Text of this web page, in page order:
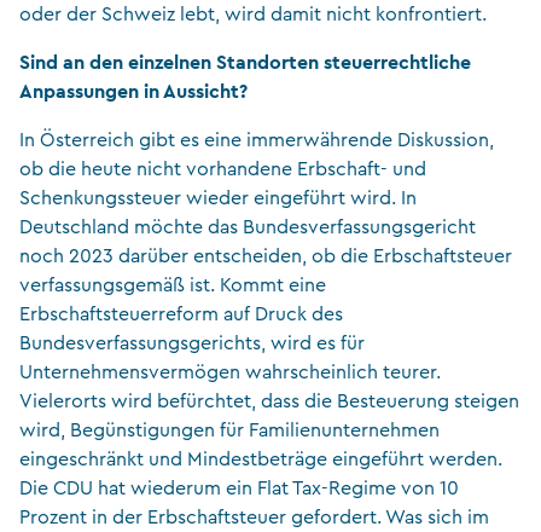
oder der Schweiz lebt, wird damit nicht konfrontiert.
Sind an den einzelnen Standorten steuerrechtliche
Anpassungen in Aussicht?
In Österreich gibt es eine immerwährende Diskussion,
ob die heute nicht vorhandene Erbschaft- und
Schenkungssteuer wieder eingeführt wird. In
Deutschland möchte das Bundesverfassungsgericht
noch 2023 darüber entscheiden, ob die Erbschaftsteuer
verfassungsgemäß ist. Kommt eine
Erbschaftsteuerreform auf Druck des
Bundesverfassungsgerichts, wird es für
Unternehmensvermögen wahrscheinlich teurer.
Vielerorts wird befürchtet, dass die Besteuerung steigen
wird, Begünstigungen für Familienunternehmen
eingeschränkt und Mindestbeträge eingeführt werden.
Die CDU hat wiederum ein Flat Tax-Regime von 10
Prozent in der Erbschaftsteuer gefordert. Was sich im